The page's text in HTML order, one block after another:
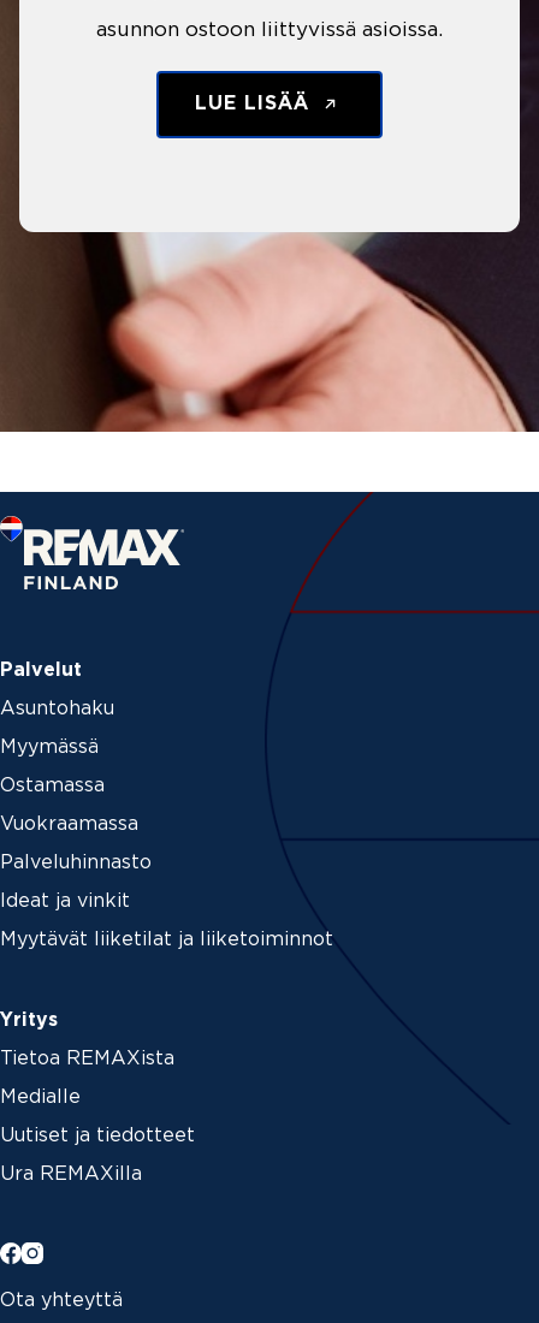
asunnon ostoon liittyvissä asioissa.
LUE LISÄÄ
Palvelut
Asuntohaku
Myymässä
Ostamassa
Vuokraamassa
Palveluhinnasto
Ideat ja vinkit
Myytävät liiketilat ja liiketoiminnot
Yritys
Tietoa REMAXista
Medialle
Uutiset ja tiedotteet
Ura REMAXilla
Ota yhteyttä